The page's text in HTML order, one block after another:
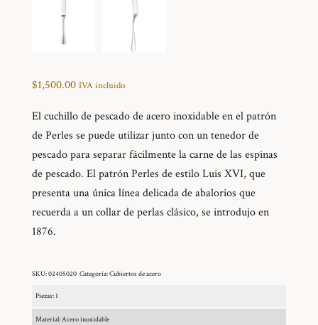
$1,500.00 IVA incluido
El cuchillo de pescado de acero inoxidable en el patrón
de Perles se puede utilizar junto con un tenedor de
pescado para separar fácilmente la carne de las espinas
de pescado. El patrón Perles de estilo Luis XVI, que
presenta una única línea delicada de abalorios que
recuerda a un collar de perlas clásico, se introdujo en
1876.
SKU:02405020 Categoría:Cubiertos de acero
Piezas: 1
Material: Acero inoxidable